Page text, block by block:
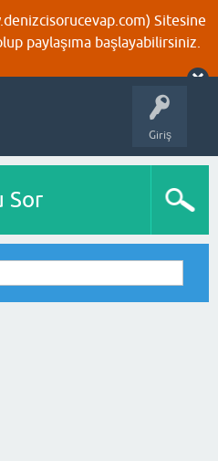
Sitesine
paylaşıma başlayabilirsiniz.
Giriş
Sor